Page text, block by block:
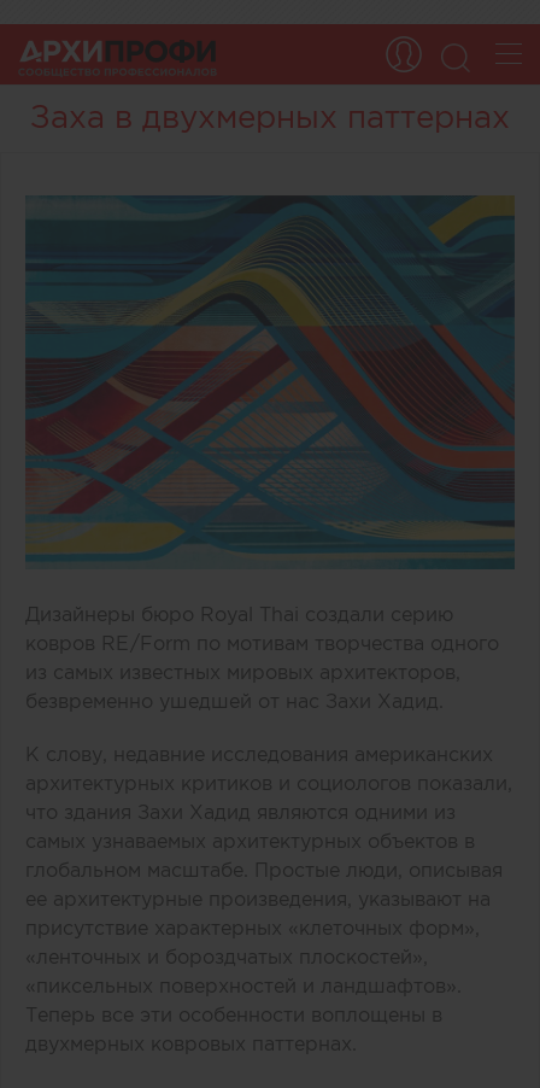
Заха в двухмерных паттернах
Дизайнеры бюро Royal Thai создали серию
ковров RE /Form по мотивам творчества одного
из самых известных мировых архитекторов,
безвременно ушедшей от нас Захи Хадид.
К слову, недавние исследования американских
архитектурных критиков и социологов показали,
что здания Захи Хадид являются одними из
самых узнаваемых архитектурных объектов в
глобальном масштабе. Простые люди, описывая
ее архитектурные произведения, указывают на
присутствие характерных «клеточных форм»,
«ленточных и бороздчатых плоскостей»,
«пиксельных поверхностей и ландшафтов».
Теперь все эти особенности воплощены в
двухмерных ковровых паттернах.